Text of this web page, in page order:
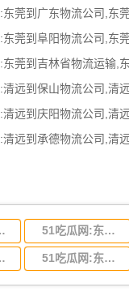
东莞到吉林省物流运输,
南省物流公司 51吃瓜网:东莞到湖南省物流专线,东莞到湖南省物流公司
西省物流公司 51吃瓜网:东莞到安徽省物流专线,东莞到安徽省物流公司